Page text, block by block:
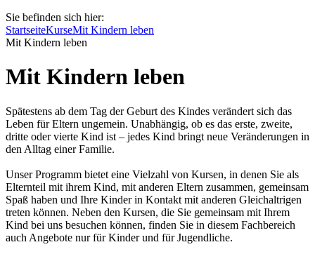
Sie befinden sich hier:
StartseiteKurseMit Kindern leben
Mit Kindern leben
Mit Kindern leben
Spätestens ab dem Tag der Geburt des Kindes verändert sich das
Leben für Eltern ungemein. Unabhängig, ob es das erste, zweite,
dritte oder vierte Kind ist – jedes Kind bringt neue Veränderungen in
den Alltag einer Familie.
Unser Programm bietet eine Vielzahl von Kursen, in denen Sie als
Elternteil mit ihrem Kind, mit anderen Eltern zusammen, gemeinsam
Spaß haben und Ihre Kinder in Kontakt mit anderen Gleichaltrigen
treten können. Neben den Kursen, die Sie gemeinsam mit Ihrem
Kind bei uns besuchen können, finden Sie in diesem Fachbereich
auch Angebote nur für Kinder und für Jugendliche.